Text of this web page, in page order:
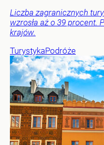
Liczba zagranicznych
wzrosła aż o 39 procent.
krajów.
TurystykaPodróże